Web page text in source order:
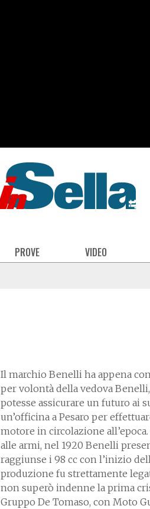
PROVE VIDEO
Il marchio Benelli ha appena
per volontà della vedova
potesse assicurare un futuro ai
un’officina a Pesaro per
motore in circolazione
alle armi, nel 1920 Benelli
raggiunse i 98 cc con l’inizio
produzione fu strettamente
non superò indenne la prima
Gruppo De Tomaso, con Moto